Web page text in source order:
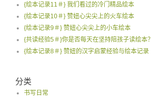
{绘本记录11＃} 我们看过的冷门精品绘本
{绘本记录10＃} 赞妞心尖尖上的火车绘本
{绘本记录9＃} 赞妞心尖尖上的小车绘本
{共读经验5＃}你是否每天在坚持陪孩子读绘本？
{绘本记录8＃} 赞妞的汉字启蒙经验与绘本记录
分类
书写日常